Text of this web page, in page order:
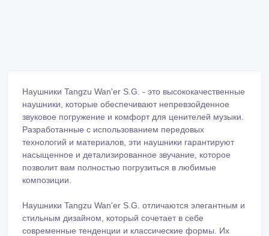
Наушники Tangzu Wan'er S.G. - это высококачественные
наушники, которые обеспечивают непревзойденное
звуковое погружение и комфорт для ценителей музыки.
Разработанные с использованием передовых
технологий и материалов, эти наушники гарантируют
насыщенное и детализированное звучание, которое
позволит вам полностью погрузиться в любимые
композиции.
Наушники Tangzu Wan'er S.G. отличаются элегантным и
стильным дизайном, который сочетает в себе
современные тенденции и классические формы. Их